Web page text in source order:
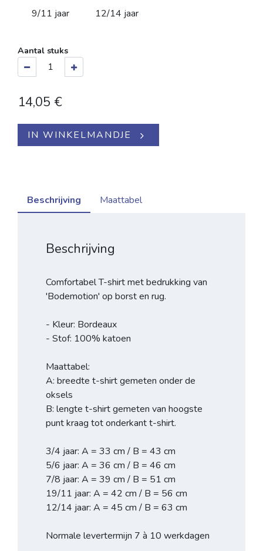
9/11 jaar 12/14 jaar
Aantal stuks
14,05 €
IN WINKELMANDJE
Beschrijving Maattabel
Beschrijving
Comfortabel T-shirt met bedrukking van
'Bodemotion' op borst en rug.
- Kleur: Bordeaux
- Stof: 100% katoen
Maattabel:
A: breedte t-shirt gemeten onder de
oksels
B: lengte t-shirt gemeten van hoogste
punt kraag tot onderkant t-shirt.
3/4 jaar: A = 33 cm / B = 43 cm
5/6 jaar: A = 36 cm / B = 46 cm
7/8 jaar: A = 39 cm / B = 51 cm
19/11 jaar: A = 42 cm / B = 56 cm
12/14 jaar: A = 45 cm / B = 63 cm
Normale levertermijn 7 à 10 werkdagen